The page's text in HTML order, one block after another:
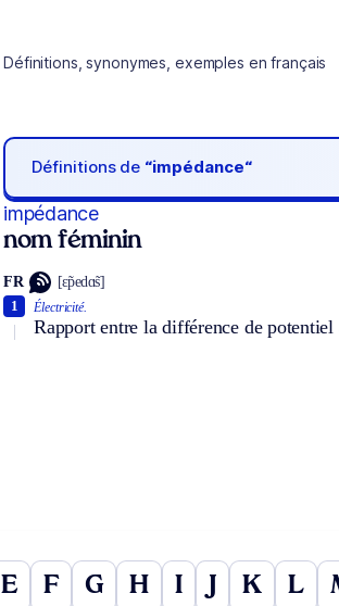
Définitions, synonymes, exemples en français
Définitions de “impédance“
impédance
nom féminin
FR [ɛ̃pedɑ̃s]
Électricité.
Rapport entre la différence de
1
E F G H I K L